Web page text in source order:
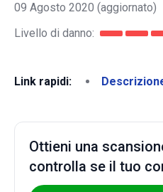
09 Agosto 2020 (aggiornato)
Livello di danno:
Link rapidi:
Ottieni una
controlla se il tuo